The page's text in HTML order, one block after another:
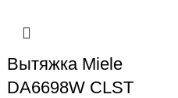
Вытяжка Miele
DA6698W CLST